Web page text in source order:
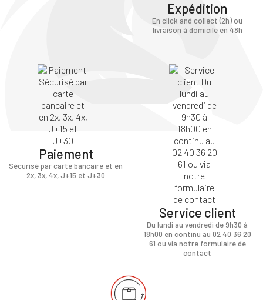
Expédition
En click and collect (2h) ou
livraison à domicile en 48h
Paiement
Sécurisé par carte bancaire et en
2x, 3x, 4x, J+15 et J+30
Service client
Du lundi au vendredi de 9h30 à
18h00 en continu au 02 40 36 20
61 ou via notre formulaire de
contact